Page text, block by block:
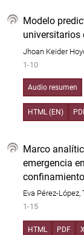
Modelo
universitarios
Jhoan Keider
1-10
Audio resumen
HTML (EN)
Marco
emergencia
confinamiento
Eva Pérez-López,
1-15
HTML PDF